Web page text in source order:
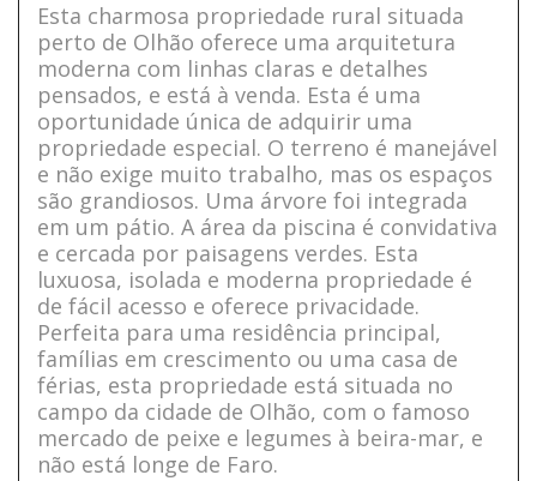
Esta charmosa propriedade rural situada
perto de Olhão oferece uma arquitetura
moderna com linhas claras e detalhes
pensados, e está à venda. Esta é uma
oportunidade única de adquirir uma
propriedade especial. O terreno é manejável
e não exige muito trabalho, mas os espaços
são grandiosos. Uma árvore foi integrada
em um pátio. A área da piscina é convidativa
e cercada por paisagens verdes. Esta
luxuosa, isolada e moderna propriedade é
de fácil acesso e oferece privacidade.
Perfeita para uma residência principal,
famílias em crescimento ou uma casa de
férias, esta propriedade está situada no
campo da cidade de Olhão, com o famoso
mercado de peixe e legumes à beira-mar, e
não está longe de Faro.